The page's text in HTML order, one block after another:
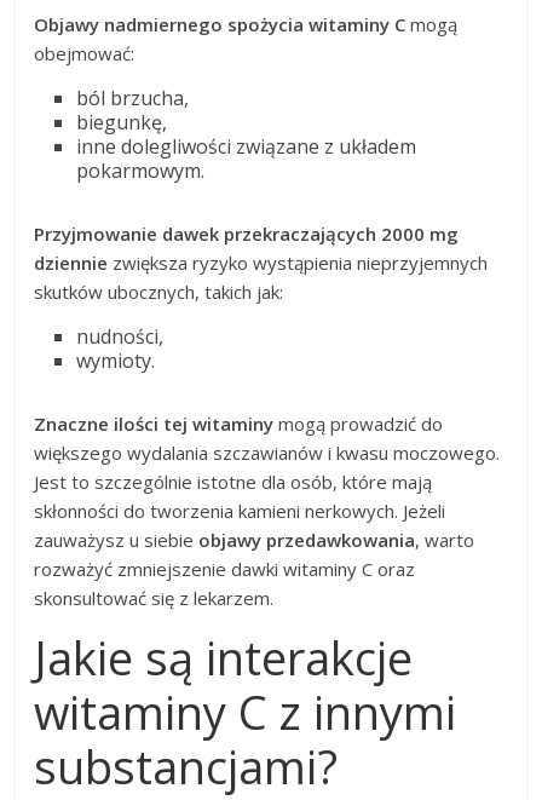
Objawy nadmiernego spożycia witaminy C mogą
obejmować:
ból brzucha,
biegunkę,
inne dolegliwości związane z układem
pokarmowym.
Przyjmowanie dawek przekraczających 2000 mg
dziennie zwiększa ryzyko wystąpienia nieprzyjemnych
skutków ubocznych, takich jak:
nudności,
wymioty.
Znaczne ilości tej witaminy mogą prowadzić do
większego wydalania szczawianów i kwasu moczowego.
Jest to szczególnie istotne dla osób, które mają
skłonności do tworzenia kamieni nerkowych. Jeżeli
zauważysz u siebie objawy przedawkowania, warto
rozważyć zmniejszenie dawki witaminy C oraz
skonsultować się z lekarzem.
Jakie są interakcje
witaminy C z innymi
substancjami?